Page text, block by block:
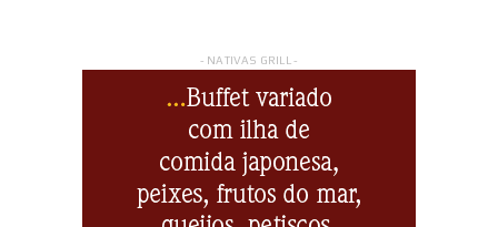
- NATIVAS GRILL -